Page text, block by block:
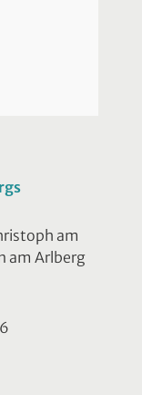
am
am Arlberg